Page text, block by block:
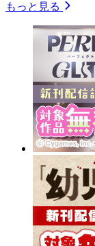
もっと見る